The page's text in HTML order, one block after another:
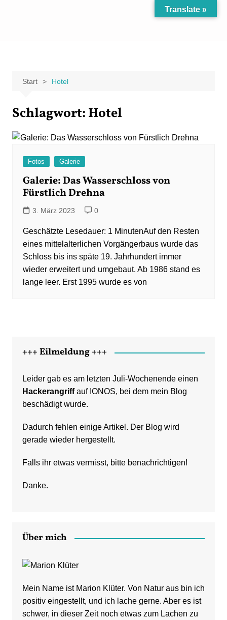
Start Hotel
Schlagwort:Hotel
Fotos Galerie
Galerie: Das Wasserschloss von
Fürstlich Drehna
3. März 2023 0
Auf den Resten
eines mittelalterlichen Vorgängerbaus wurde das
Schloss bis ins späte 19. Jahrhundert immer
wieder erweitert und umgebaut. Ab 1986 stand es
lange leer. Erst 1995 wurde es von
+++ Eilmeldung +++
Leider gab es am letzten Juli-Wochenende einen
Hackerangriffauf IONOS, bei dem mein Blog
beschädigt wurde.
Dadurch fehlen einige Artikel. Der Blog wird
gerade wieder hergestellt.
Falls ihr etwas vermisst, bitte benachrichtigen!
Danke.
Über mich
Mein Name ist Marion Klüter. Von Natur aus bin ich
positiv eingestellt, und ich lache gerne. Aber es ist
schwer, in dieser Zeit noch etwas zum Lachen zu
Translate »